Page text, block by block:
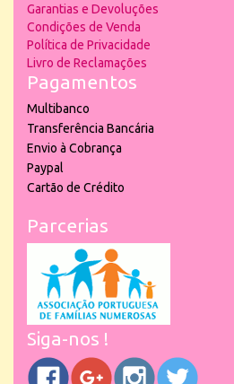
Garantias e Devoluções
Condições de Venda
Política de Privacidade
Livro de Reclamações
Pagamentos
Multibanco
Transferência Bancária
Envio à Cobrança
Paypal
Cartão de Crédito
Parcerias
Siga-nos !